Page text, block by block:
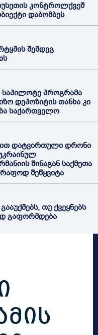
კონტროლქვეშ
დაბომბეს
შემდეგ
საპილოტე პროგრამა
დეპოზიტის თანხა კი
საქართველო
დატვირთული დრონი
შინაგან საქმეთა
შეწყვიტა
თუ ქვეყნებს
გაფორმდება